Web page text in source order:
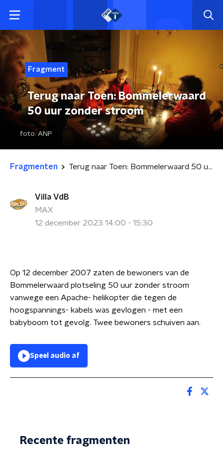
Fragment
Terug naar Toen: Bommelerwaard
50 uur zonder stroom
foto:ANP
Fragmenten Terug naar Toen: Bommelerwaard 50 uur zonder stroom
Villa VdB
MAX
12 december 2023 14:00 - 15:30
Op 12 december 2007 zaten de bewoners van de
Bommelerwaard plotseling 50 uur zonder stroom
vanwege een Apache- helikopter die tegen de
hoogspannings- kabels was gevlogen - met een
babyboom tot gevolg. Twee bewoners schuiven aan.
Speel audio af
Recente fragmenten